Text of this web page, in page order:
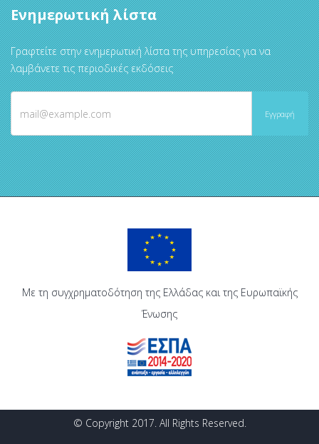
Ενημερωτική λίστα
Γραφτείτε στην ενημερωτική λίστα της υπηρεσίας για να
λαμβάνετε τις περιοδικές εκδόσεις
Με τη συγχρηματοδότηση της Ελλάδας και της Ευρωπαϊκής
Ένωσης
© Copyright 2017. All Rights Reserved.